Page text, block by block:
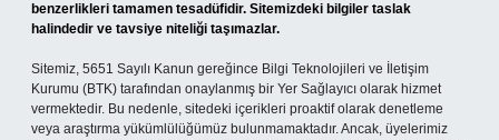
benzerlikleri tamamen tesadüfidir. Sitemizdeki bilgiler taslak
halindedir ve tavsiye niteliği taşımazlar.
Sitemiz, 5651 Sayılı Kanun gereğince Bilgi Teknolojileri ve İletişim
Kurumu (BTK) tarafından onaylanmış bir Yer Sağlayıcı olarak hizmet
vermektedir. Bu nedenle, sitedeki içerikleri proaktif olarak denetleme
veya araştırma yükümlülüğümüz bulunmamaktadır. Ancak, üyelerimiz